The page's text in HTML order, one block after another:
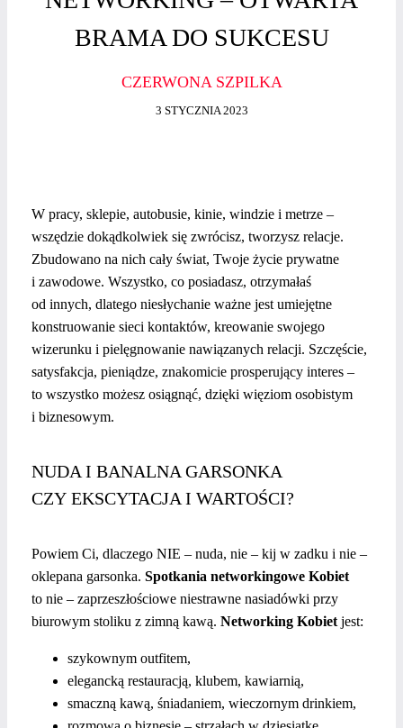
BRAMA DO SUKCESU
CZERWONA SZPILKA
3 STYCZNIA 2023
W pracy, sklepie, autobusie, kinie, windzie i metrze –
wszędzie dokądkolwiek się zwrócisz, tworzysz relacje.
Zbudowano na nich cały świat, Twoje życie prywatne
i zawodowe. Wszystko, co posiadasz, otrzymałaś
od innych, dlatego niesłychanie ważne jest umiejętne
konstruowanie sieci kontaktów, kreowanie swojego
wizerunku i pielęgnowanie nawiązanych relacji. Szczęście,
satysfakcja, pieniądze, znakomicie prosperujący interes –
to wszystko możesz osiągnąć, dzięki więziom osobistym
i biznesowym.
NUDA I BANALNA GARSONKA
CZY EKSCYTACJA I WARTOŚCI?
Powiem Ci, dlaczego NIE – nuda, nie – kij w zadku i nie –
oklepana garsonka. Spotkania networkingowe Kobiet
to nie – zaprzeszłościowe niestrawne nasiadówki przy
biurowym stoliku z zimną kawą. Networking Kobiet jest:
szykownym outfitem,
elegancką restauracją, klubem, kawiarnią,
smaczną kawą, śniadaniem, wieczornym drinkiem,